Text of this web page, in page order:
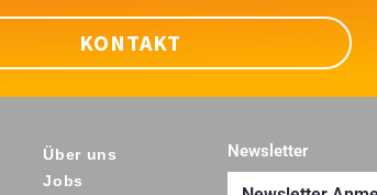
KONTAKT
Über uns
Jobs
Newsletter